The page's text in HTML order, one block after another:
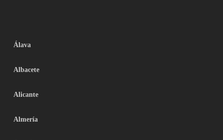
Álava
Albacete
Alicante
Almería